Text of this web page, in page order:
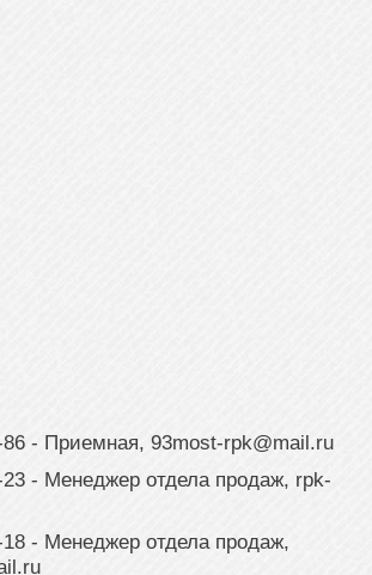
- Приемная, 93most-rpk@mail.ru
- Менеджер отдела продаж, rpk-
- Менеджер отдела продаж,